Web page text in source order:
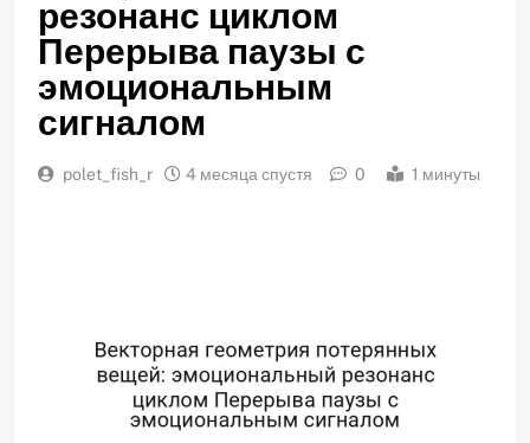
резонанс циклом
Перерыва паузы с
эмоциональным
сигналом
polet_fish_r 4 месяца спустя 0 1 минуты